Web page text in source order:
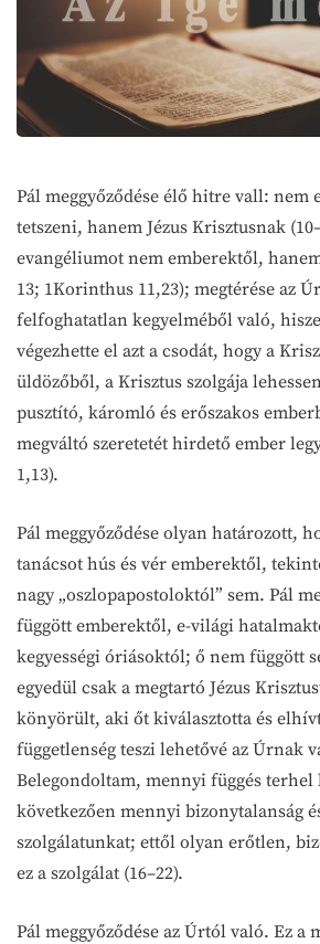
Pál meggyőződése élő hitre vall: nem
tetszeni, hanem Jézus Krisztusnak
evangéliumot nem emberektől,
13; 1Korinthus 11,23); megtérése az
felfoghatatlan kegyelméből való,
végezhette el azt a csodát, hogy a
üldözőből, a Krisztus szolgája
pusztító, káromló és erőszakos
megváltó szeretetét hirdető ember
1,13).
Pál meggyőződése olyan határozott,
tanácsot hús és vér emberektől,
nagy „oszlopapostoloktól” sem. Pál
függött emberektől, e-világi
kegyességi óriásoktól; ő nem függött
egyedül csak a megtartó Jézus
könyörült, aki őt kiválasztotta és
függetlenség teszi lehetővé az Úrnak
Belegondoltam, mennyi függés
következően mennyi bizonytalanság
szolgálatunkat; ettől olyan erőtlen,
ez a szolgálat (16–22).
Pál meggyőződése az Úrtól való. Ez a